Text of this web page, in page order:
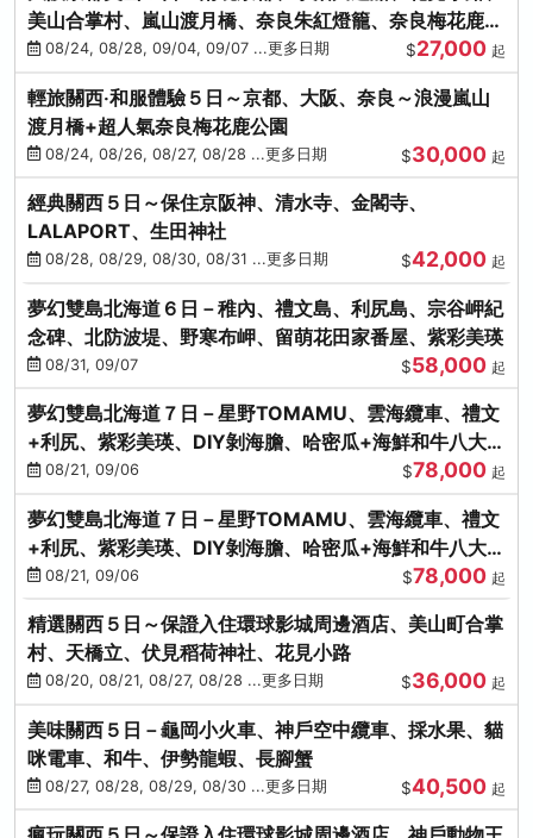
美山合掌村、嵐山渡月橋、奈良朱紅燈籠、奈良梅花鹿、
流水瀑布電扶梯
08/24, 08/28, 09/04, 09/07 ...更多日期 $27,000 起
輕旅關西‧和服體驗５日～京都、大阪、奈良～浪漫嵐山
渡月橋+超人氣奈良梅花鹿公園
08/24, 08/26, 08/27, 08/28 ...更多日期 $30,000 起
經典關西５日～保住京阪神、清水寺、金閣寺、
LALAPORT、生田神社
08/28, 08/29, 08/30, 08/31 ...更多日期 $42,000 起
夢幻雙島北海道６日－稚內、禮文島、利尻島、宗谷岬紀
念碑、北防波堤、野寒布岬、留萌花田家番屋、紫彩美瑛
08/31, 09/07 $58,000 起
夢幻雙島北海道７日－星野TOMAMU、雲海纜車、禮文
+利尻、紫彩美瑛、DIY剝海膽、哈密瓜+海鮮和牛八大螃
蟹吃到飽
08/21, 09/06 $78,000 起
夢幻雙島北海道７日－星野TOMAMU、雲海纜車、禮文
+利尻、紫彩美瑛、DIY剝海膽、哈密瓜+海鮮和牛八大螃
蟹吃到飽
08/21, 09/06 $78,000 起
精選關西５日～保證入住環球影城周邊酒店、美山町合掌
村、天橋立、伏見稻荷神社、花見小路
08/20, 08/21, 08/27, 08/28 ...更多日期 $36,000 起
美味關西５日－龜岡小火車、神戶空中纜車、採水果、貓
咪電車、和牛、伊勢龍蝦、長腳蟹
08/27, 08/28, 08/29, 08/30 ...更多日期 $40,500 起